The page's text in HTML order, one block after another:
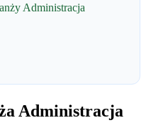
Administracja
Administracja